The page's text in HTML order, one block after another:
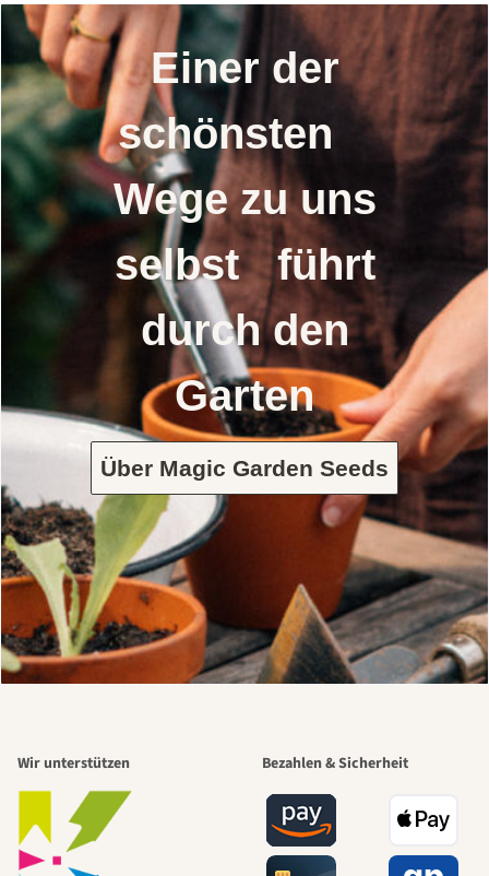
Einer der
schönsten
Wege zu uns
selbst führt
durch den
Garten
Über Magic Garden Seeds
Wir unterstützen Bezahlen & Sicherheit